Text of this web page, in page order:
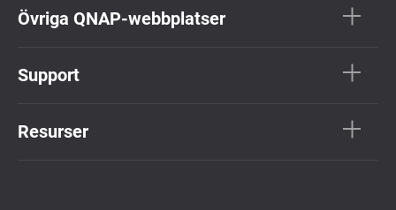
Övriga QNAP-webbplatser
Support
Resurser